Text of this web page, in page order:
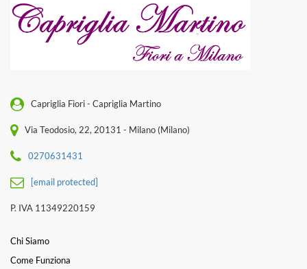
Capriglia Fiori - Capriglia Martino
Via Teodosio, 22, 20131 - Milano (Milano)
0270631431
[email protected]
P. IVA 11349220159
Chi Siamo
Come Funziona